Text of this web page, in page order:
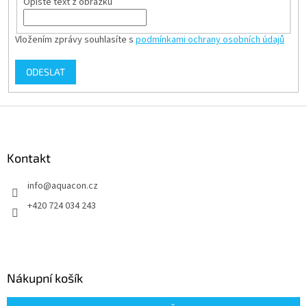
Vložením zprávy souhlasíte s podmínkami ochrany osobních údajů
ODESLAT
Kontakt
info@aquacon.cz
+420 724 034 243
Nákupní košík